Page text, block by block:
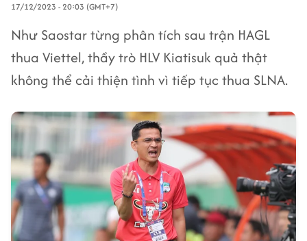
17/12/2023 - 20:03 (GMT+7)
Như Saostar từng phân tích sau trận HAGL
thua Viettel, thầy trò HLV Kiatisuk quả thật
không thể cải thiện tình vì tiếp tục thua SLNA.